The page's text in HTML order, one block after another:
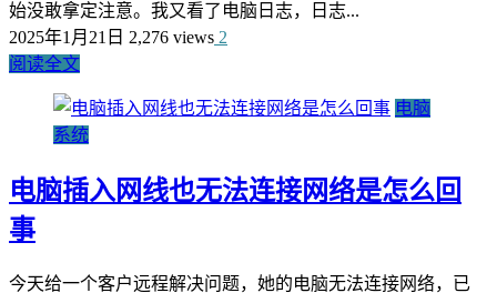
始没敢拿定注意。我又看了电脑日志，日志...
2025年1月21日 2,276 views 2
阅读全文
电脑
系统
电脑插入网线也无法连接网络是怎么回
事
今天给一个客户远程解决问题，她的电脑无法连接网络，已